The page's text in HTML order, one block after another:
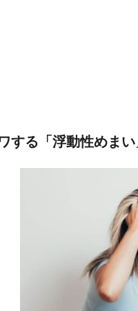
する「浮動性めま